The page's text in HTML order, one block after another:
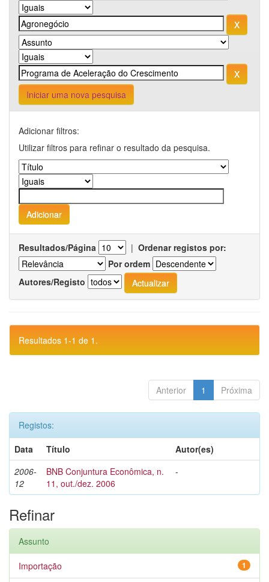
Iniciar uma nova pesquisa
Adicionar filtros:
Utilizar filtros para refinar o resultado da pesquisa.
Resultados/Página | Ordenar registos por:
Por ordem
Autores/Registo
Resultados 1-1 de 1.
Anterior 1 Próxima
Registos:
Data
Título
Autor(es)
2006-
12
BNB Conjuntura Econômica, n.
11, out./dez. 2006
-
Refinar
Assunto
1
Importação